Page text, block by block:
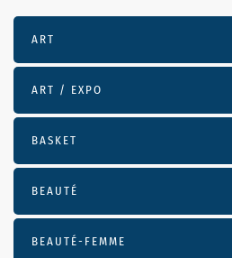
ART
ART / EXPO
BASKET
BEAUTÉ
BEAUTÉ-FEMME